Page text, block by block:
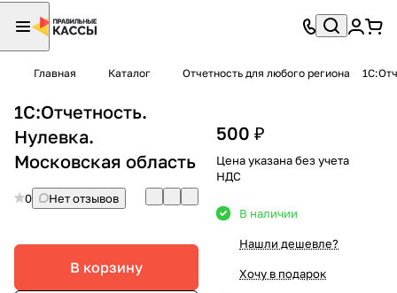
Главная Каталог Отчетность для любого региона
1С:Отчетность.
Нулевка.
Московская область
0 Нет отзывов
В корзину
500 ₽
Цена указана без учета
НДС
В наличии
Нашли дешевле?
Хочу в подарок